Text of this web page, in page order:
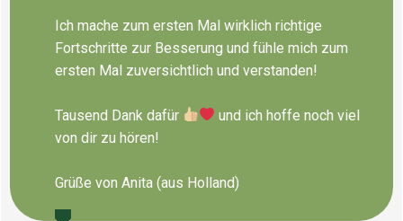
Ich mache zum ersten Mal wirklich richtige
Fortschritte zur Besserung und fühle mich zum
ersten Mal zuversichtlich und verstanden!
Tausend Dank dafür
und ich hoffe noch viel
von dir zu hören!
Grüße von Anita (aus Holland)